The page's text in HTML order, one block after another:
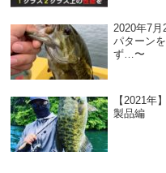
2020年7
パターン
ず…〜
【2021
製品編